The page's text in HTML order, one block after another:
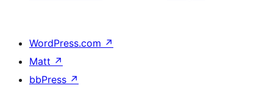
WordPress.com ↗
Matt ↗
bbPress ↗